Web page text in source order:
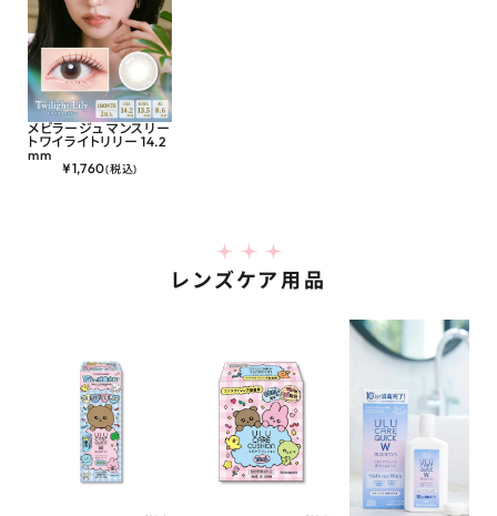
メビラージュ マンスリー
トワイライトリリー 14.2
mm
¥1,760(税込)
レンズケア用品